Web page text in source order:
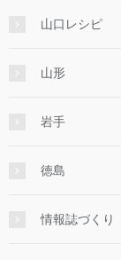
山口レシピ
山形
岩手
徳島
情報誌づくり